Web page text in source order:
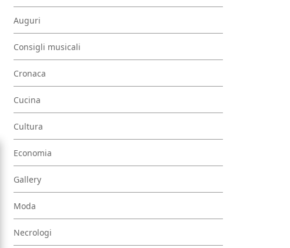
Auguri
Consigli musicali
Cronaca
Cucina
Cultura
Economia
Gallery
Moda
Necrologi